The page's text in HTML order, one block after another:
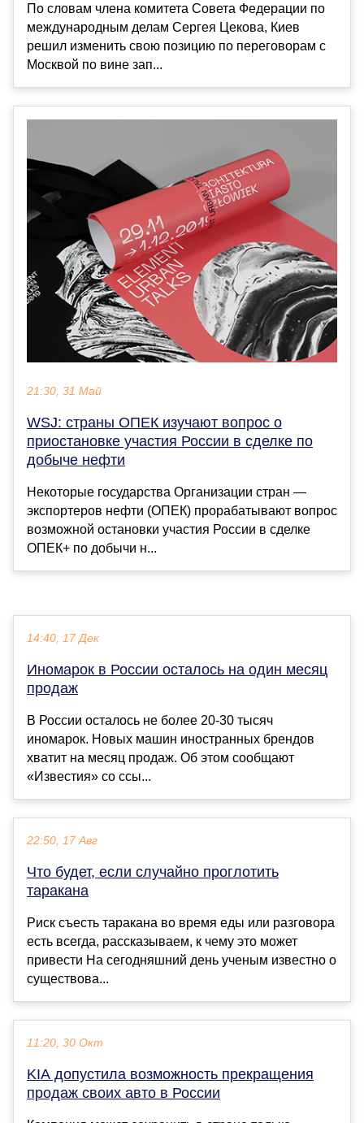
По словам члена комитета Совета Федерации по
международным делам Сергея Цекова, Киев
решил изменить свою позицию по переговорам с
Москвой по вине зап...
21:30, 31 Май
WSJ: страны ОПЕК изучают вопрос о
приостановке участия России в сделке по
добыче нефти
Некоторые государства Организации стран —
экспортеров нефти (ОПЕК) прорабатывают вопрос
возможной остановки участия России в сделке
ОПЕК+ по добычи н...
14:40, 17 Дек
Иномарок в России осталось на один месяц
продаж
В России осталось не более 20-30 тысяч
иномарок. Новых машин иностранных брендов
хватит на месяц продаж. Об этом сообщают
«Известия» со ссы...
22:50, 17 Авг
Что будет, если случайно проглотить
таракана
Риск съесть таракана во время еды или разговора
есть всегда, рассказываем, к чему это может
привести На сегодняшний день ученым известно о
существова...
11:20, 30 Окт
KIA допустила возможность прекращения
продаж своих авто в России